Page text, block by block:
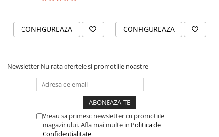
PLACUTE INFORMATIVE
TRICOURI MĂRCI AUTO
TRICOURI AUDI
TRICOURI DACIA
TRICOURI FORD
CONFIGUREAZA CONFIGUREAZA
Newsletter Nu rata ofertele si promotiile noastre
Vreau sa primesc newsletter cu promotiile
magazinului. Afla mai multe in Politica de
Confidentialitate